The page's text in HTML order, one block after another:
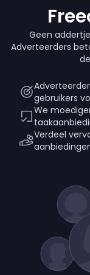
Geen
Adverteerders
gebruikers
We
Verdeel